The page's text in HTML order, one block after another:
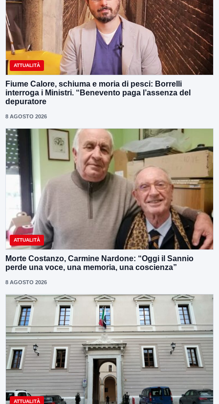
ATTUALITÀ
Fiume Calore, schiuma e moria di pesci: Borrelli
interroga i Ministri. “Benevento paga l’assenza del
depuratore
8 AGOSTO 2026
ATTUALITÀ
Morte Costanzo, Carmine Nardone: “Oggi il Sannio
perde una voce, una memoria, una coscienza”
8 AGOSTO 2026
ATTUALITÀ